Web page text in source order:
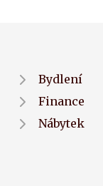
Bydlení
Finance
Nábytek